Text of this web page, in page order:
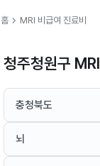
홈 chevron_right MRI 비급여 진료비
청주청원구
충청북도
뇌